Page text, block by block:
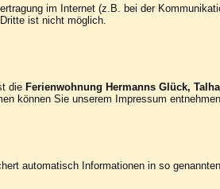
im Internet (z.B. bei der
ist nicht möglich.
die Ferienwohnung Hermanns Glück,
können Sie unserem Impressum
automatisch Informationen in so